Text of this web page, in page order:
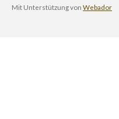
Mit Unterstützung von Webador